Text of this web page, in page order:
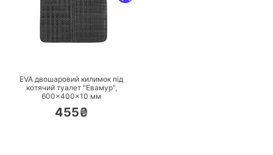
EVA двошаровий килимок під
котячий туалет "Евамур",
600×400×10 мм
455₴